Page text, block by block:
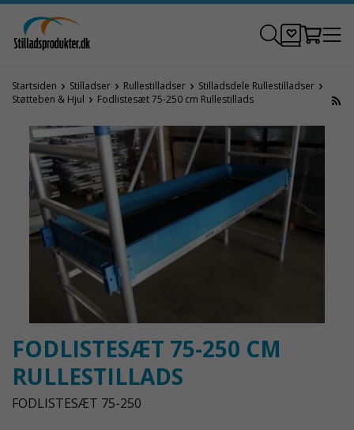
Startsiden Stilladser Rullestilladser
Stilladsdele Rullestilladser
Støtteben & Hjul
Fodlistesæt 75-250 cm Rullestillads
FODLISTESÆT 75-250 CM
RULLESTILLADS
FODLISTESÆT 75-250